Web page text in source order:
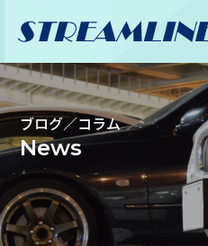
ブログ／コラム
News